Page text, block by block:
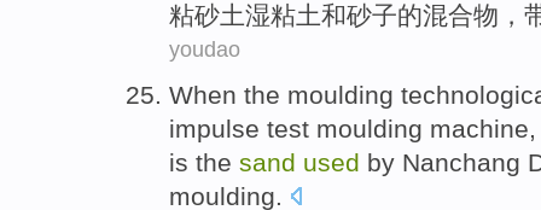
粘砂土湿粘土和砂子的混合物 ，
youdao
When the moulding
impulse test moulding machine
is the sand used by Nanchang
moulding.